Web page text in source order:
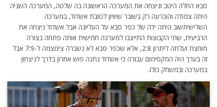
סבא החלה היטב וניצחה את המערכה הראשונה בה שלטה, המערכה השניה
היתה צמודה והוכרעה רק בשובר שיוויון לטובת אשדוד, במערכה
השלישיתשוב היתה ידה של כפר סבא על העליונה אבל אשדוד ניצחה את
הרביעית, שתי הקבוצות התייצבו למערכה חמישית אותה פתחה בצורה
מוחצת ועלתה ליתרון 2:8, אלא שכפר סבא לא נשברה צימצמה ל-7:9 אבל
זה בערך היה המקסימום עבורה כי אשדוד נתנה פוש אחרון בדרך לניצחון
במערכה ובמשחק כולו.